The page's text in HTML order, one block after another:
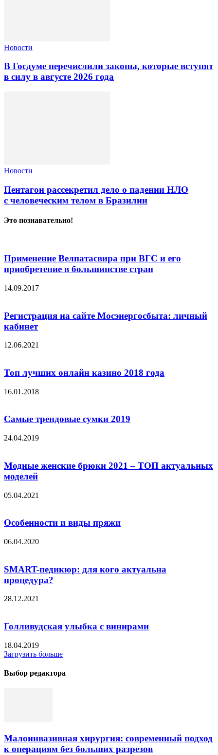
Новости
В Госдуме перечислили законы, которые вступят
в силу в августе 2026 года
Новости
Пентагон рассекретил дело о падении НЛО
с человеческим телом в Бразилии
Это познавательно!
Применение Велпатасвира при ВГС и его
приобретение в большинстве стран
14.09.2017
Регистрация на сайте Мосэнергосбыта: личный
кабинет
12.06.2021
Топ лучших онлайн казино 2018 года
16.01.2018
Самые трендовые сумки 2019
24.04.2019
Модные женские брюки 2021 – ТОП актуальных
моделей
05.04.2021
Особенности и виды пряжи
06.04.2020
SMART-педикюр: для кого актуальна
процедура?
28.12.2021
Голливудская улыбка с винирами
18.04.2019
Загрузить больше
Выбор редактора
Малоинвазивная хирургия: современный подход
к операциям без больших разрезов